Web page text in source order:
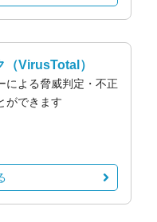
（VirusTotal）
による脅威判定・不正
ができます